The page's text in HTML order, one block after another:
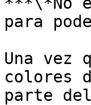
para
Una vez
colores
parte